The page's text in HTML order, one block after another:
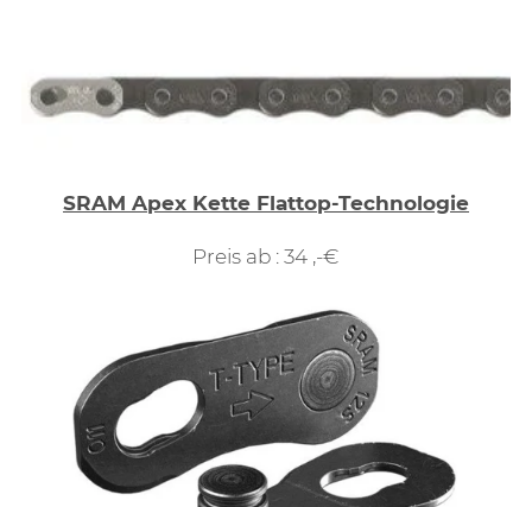
SRAM Apex Kette Flattop-Technologie
Preis ab : 34 ,-€